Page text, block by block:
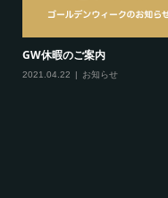
GW休暇のご案内
2021.04.22 お知らせ